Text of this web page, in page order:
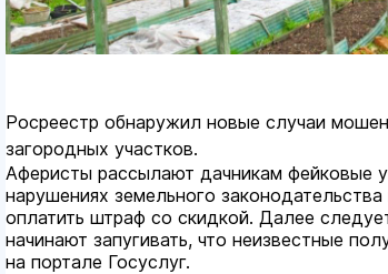
Росреестр обнаружил новые случаи
загородных участков.
Аферисты рассылают дачникам фейковые
нарушениях земельного
оплатить штраф со скидкой. Далее
начинают запугивать, что неизвестные
на портале Госуслуг.